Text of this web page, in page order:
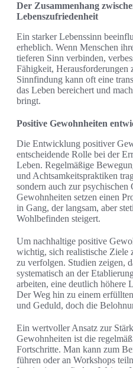
Der Zusammenhang
Lebenszufriedenheit
Ein starker Lebenssinn
erheblich. Wenn Menschen
tieferen Sinn verbinden,
Fähigkeit, Herausforderungen
Sinnfindung kann oft eine
das Leben bereichert und
bringt.
Positive Gewohnheiten
Die Entwicklung positiver
entscheidende Rolle bei der
Leben. Regelmäßige
und Achtsamkeitspraktiken
sondern auch zur psychischen
Gewohnheiten setzen einen
in Gang, der langsam, aber
Wohlbefinden steigert.
Um nachhaltige positive
wichtig, sich realistische Ziele
zu verfolgen. Studien zeigen,
systematisch an der
arbeiten, eine deutlich höhere
Der Weg hin zu einem
und Geduld, doch die
Ein wertvoller Ansatz zur
Gewohnheiten ist die
Fortschritte. Man kann zum
führen oder an Workshops